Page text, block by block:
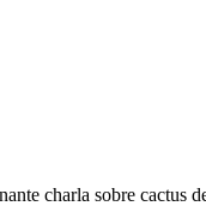
charla sobre cactus